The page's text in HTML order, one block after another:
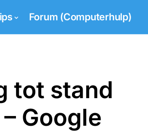
Forum (Computerhulp)
tot stand
Google